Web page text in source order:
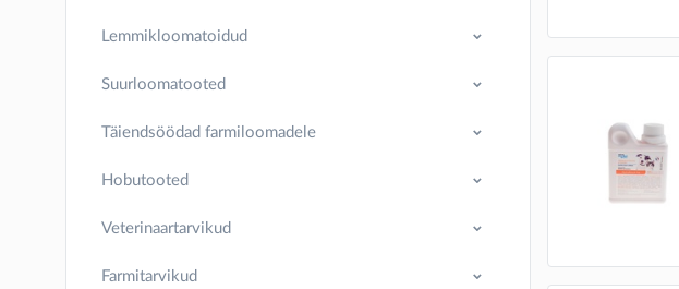
Lemmikloomatoidud
Suurloomatooted
Täiendsöödad farmiloomadele
Hobutooted
Veterinaartarvikud
Farmitarvikud